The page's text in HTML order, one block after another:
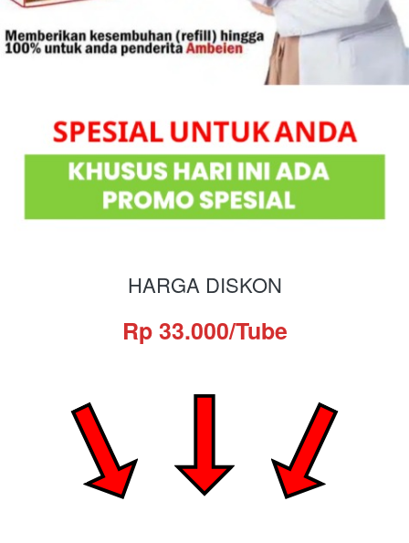
HARGA DISKON
Rp 33.000/Tube